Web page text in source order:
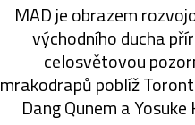
MAD je obrazem
východního ducha
celosvětovou
mrakodrapů poblíž
Dang Qunem a